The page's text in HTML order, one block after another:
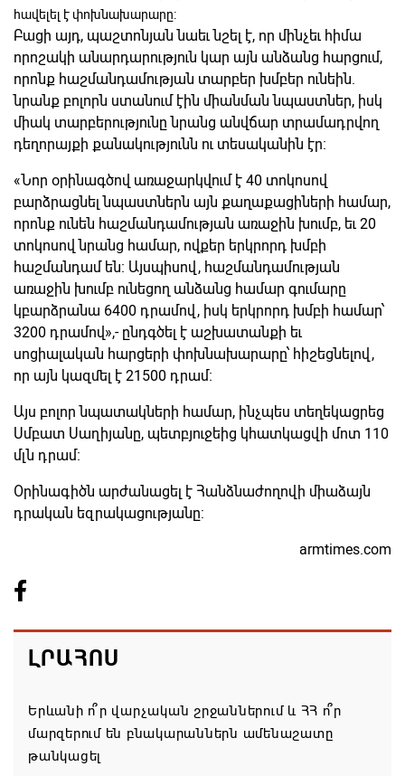
հավելել է փոխնախարարը։
Բացի այդ, պաշտոնյան նաեւ նշել է, որ մինչեւ հիմա
որոշակի անարդարություն կար այն անձանց հարցում,
որոնք հաշմանդամության տարբեր խմբեր ունեին.
նրանք բոլորն ստանում էին միանման նպաստներ, իսկ
միակ տարբերությունը նրանց անվճար տրամադրվող
դեղորայքի քանակությունն ու տեսականին էր։
«Նոր օրինագծով առաջարկվում է 40 տոկոսով
բարձրացնել նպաստներն այն քաղաքացիների համար,
որոնք ունեն հաշմանդամության առաջին խումբ, եւ 20
տոկոսով նրանց համար, ովքեր երկրորդ խմբի
հաշմանդամ են։ Այսպիսով, հաշմանդամության
առաջին խումբ ունեցող անձանց համար գումարը
կբարձրանա 6400 դրամով, իսկ երկրորդ խմբի համար՝
3200 դրամով»,- ընդգծել է աշխատանքի եւ
սոցիալական հարցերի փոխնախարարը՝ հիշեցնելով,
որ այն կազմել է 21500 դրամ։
Այս բոլոր նպատակների համար, ինչպես տեղեկացրեց
Սմբատ Սաղիյանը, պետբյուջեից կհատկացվի մոտ 110
մլն դրամ։
Օրինագիծն արժանացել է Հանձնաժողովի միաձայն
դրական եզրակացությանը:
armtimes.com
ԼՐԱՀՈՍ
Երևանի ո՞ր վարչական շրջաններում և ՀՀ ո՞ր
մարզերում են բնակարաններն ամենաշատը
թանկացել